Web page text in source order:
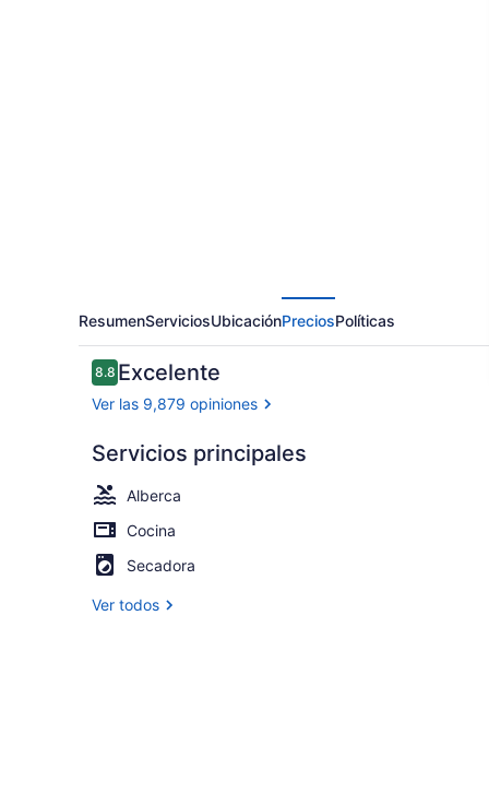
5 albercas
ResumenServiciosUbicaciónPreciosPolíticas
Opiniones
8.88.8 de 10,
Excelente
Ver las 9,879 opiniones
Servicios principales
Alberca
Cocina
Secadora
Ver todos